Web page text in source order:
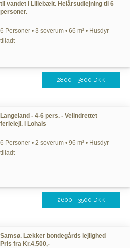
til vandet i Lillebælt. Helårsudlejning til 6
personer.
6 Personer • 3 soverum • 66 m² • Husdyr
tilladt
2800 - 3800 DKK
Langeland - 4-6 pers. - Velindrettet
ferielejl. i Lohals
6 Personer • 2 soverum • 96 m² • Husdyr
tilladt
2600 - 3500 DKK
Samsø. Lækker bondegårds lejlighed
Pris fra Kr.4.500,-